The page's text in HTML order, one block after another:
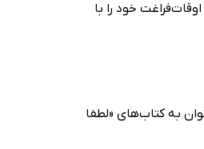
خود را با
برجسته‌ترین آثار او می‌توان به کتاب‌های «لطفا